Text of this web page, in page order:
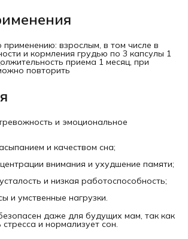
взрослым, в том числе в
и кормления грудью по 3 капсулы 1
приема 1 месяц, при
повторить
и эмоциональное
и качеством сна;
внимания и ухудшение памяти;
и низкая работоспособность;
и умственные нагрузки.
даже для будущих мам, так как
и нормализует сон.